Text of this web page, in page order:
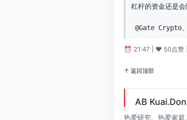
杠杆的资金还是会
@Gate Crypto
⏰ 21:47 | ❤️ 50点赞
↑ 返回顶部
AB
热爱研究、热爱家